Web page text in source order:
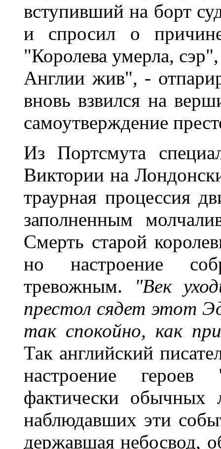
вступивший на борт
и спросил о
"Королева умерла,
Англии жив", -
вновь взвился на
самоутверждение
Из Портсмута
Виктории на
траурная процессия
заполненным
Смерть старой
но настроение
тревожным.
"Век
престол сядет этот
так спокойно, как
Так английский
настроение
фактически обычных
наблюдавших эти
державшая небосвод,